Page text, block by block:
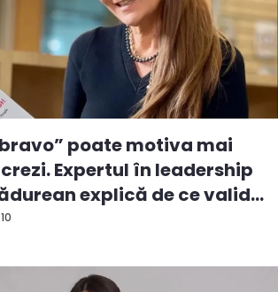
poate motiva mai
Expertul în leadership
explică de ce valid...